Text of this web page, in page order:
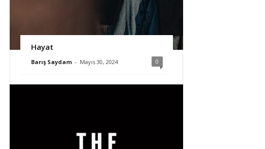
Hayat
Barış Saydam - Mayıs 30, 2024 0